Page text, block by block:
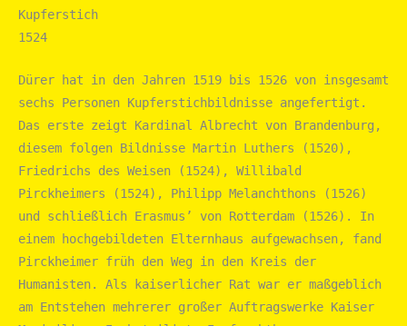
Kupferstich
1524
Dürer hat in den Jahren 1519 bis 1526 von insgesamt
sechs Personen Kupferstichbildnisse angefertigt.
Das erste zeigt Kardinal Albrecht von Brandenburg,
diesem folgen Bildnisse Martin Luthers (1520),
Friedrichs des Weisen (1524), Willibald
Pirckheimers (1524), Philipp Melanchthons (1526)
und schließlich Erasmus’ von Rotterdam (1526). In
einem hochgebildeten Elternhaus aufgewachsen, fand
Pirckheimer früh den Weg in den Kreis der
Humanisten. Als kaiserlicher Rat war er maßgeblich
am Entstehen mehrerer großer Auftragswerke Kaiser